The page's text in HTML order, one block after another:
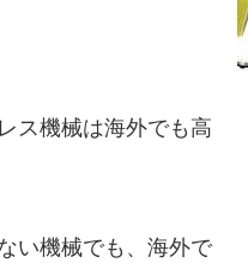
ス機械は海外でも高
い機械でも、海外で